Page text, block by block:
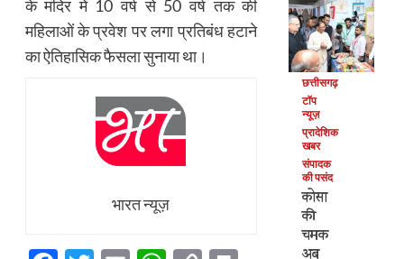
के मंदिर में 10 वर्ष से 50 वर्ष तक की
महिलाओं के प्रवेश पर लगा प्रतिबंध हटाने
का ऐतिहासिक फैसला सुनाया था।
भारत न्यूज़
छत्तीसगढ़
टॉप
न्यूज़
प्रादेशिक
खबर
संपादक
की पसंद
कोसा
की
चमक